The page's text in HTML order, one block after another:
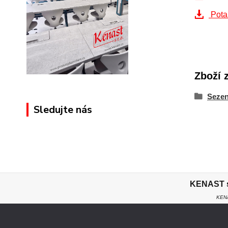
Sledujte nás
Zboží
KENAST